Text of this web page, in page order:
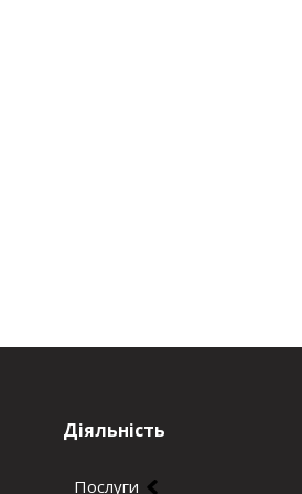
Діяльність
Послуги